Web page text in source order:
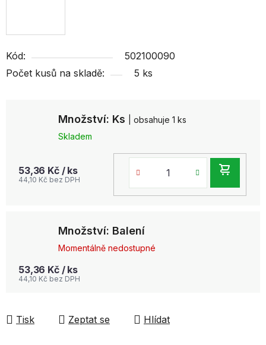
Množství: Ks
| obsahuje 1 ks
Skladem
53,36 Kč / ks
44,10 Kč bez DPH
Množství: Balení
Momentálně nedostupné
53,36 Kč / ks
44,10 Kč bez DPH
Kód:
502100090
Počet kusů na skladě:
5 ks
Tisk Zeptat se Hlídat